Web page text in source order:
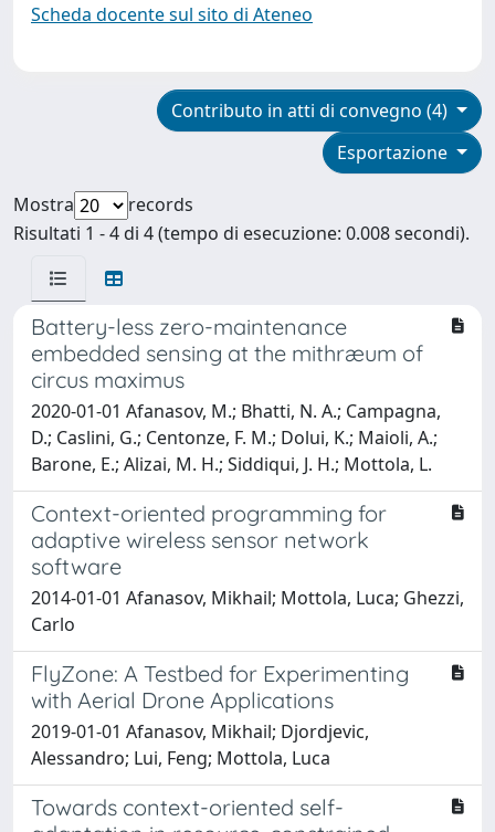
Scheda docente sul sito di Ateneo
Contributo in atti di convegno (4)
Esportazione
Mostra
records
Risultati 1 - 4 di 4 (tempo di esecuzione: 0.008 secondi).
Battery-less zero-maintenance
embedded sensing at the mithræum of
circus maximus
2020-01-01 Afanasov, M.; Bhatti, N. A.; Campagna,
D.; Caslini, G.; Centonze, F. M.; Dolui, K.; Maioli, A.;
Barone, E.; Alizai, M. H.; Siddiqui, J. H.; Mottola, L.
Context-oriented programming for
adaptive wireless sensor network
software
2014-01-01 Afanasov, Mikhail; Mottola, Luca; Ghezzi,
Carlo
FlyZone: A Testbed for Experimenting
with Aerial Drone Applications
2019-01-01 Afanasov, Mikhail; Djordjevic,
Alessandro; Lui, Feng; Mottola, Luca
Towards context-oriented self-